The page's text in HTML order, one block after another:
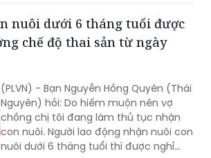
(PLVN) - Bạn Nguyễn Hồng Quyên (Thái
chồng chị tôi đang làm thủ tục nhận
con nuôi. Người lao động nhận nuôi con
nuôi dưới 6 tháng tuổi thì được nghỉ
việc hưởng chế độ thai sản từ ngày
nào? Trợ cấp 1 lần khi nhận nuôi con
nuôi dưới 6 tháng tuổi là bao nhiêu?